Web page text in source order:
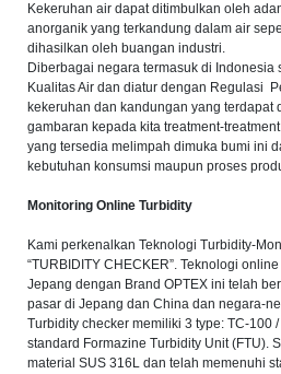
Kekeruhan air dapat ditimbulkan oleh
anorganik yang terkandung dalam air
dihasilkan oleh buangan industri.
Diberbagai negara termasuk di
Kualitas Air dan diatur dengan Regulasi
kekeruhan dan kandungan yang terdapat
gambaran kepada kita treatment-
yang tersedia melimpah dimuka bumi ini
kebutuhan konsumsi maupun proses
Monitoring Online Turbidity
Kami perkenalkan Teknologi Turbidity-
“TURBIDITY CHECKER”. Teknologi
Jepang dengan Brand OPTEX ini telah
pasar di Jepang dan China dan negara-
Turbidity checker memiliki 3 type: TC-100
standard Formazine Turbidity Unit (FTU).
material SUS 316L dan telah memenuhi